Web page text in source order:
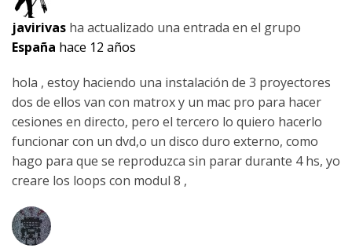
javirivas ha actualizado una entrada en el grupo
España hace 12 años
hola , estoy haciendo una instalación de 3 proyectores
dos de ellos van con matrox y un mac pro para hacer
cesiones en directo, pero el tercero lo quiero hacerlo
funcionar con un dvd,o un disco duro externo, como
hago para que se reproduzca sin parar durante 4 hs, yo
creare los loops con modul 8 ,